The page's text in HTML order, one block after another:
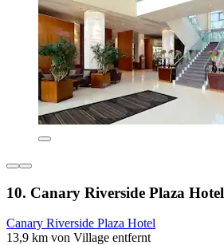
10. Canary Riverside Plaza Hotel
Canary Riverside Plaza Hotel
13,9 km von Village entfernt